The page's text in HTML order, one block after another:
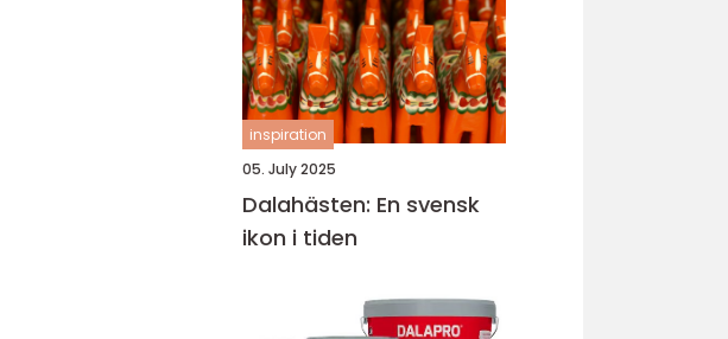
inspiration
05. July 2025
Dalahästen: En svensk
ikon i tiden